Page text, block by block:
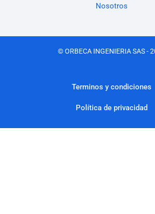
Nosotros
© ORBECA INGENIERIA SAS -
Terminos y condiciones
Política de privacidad